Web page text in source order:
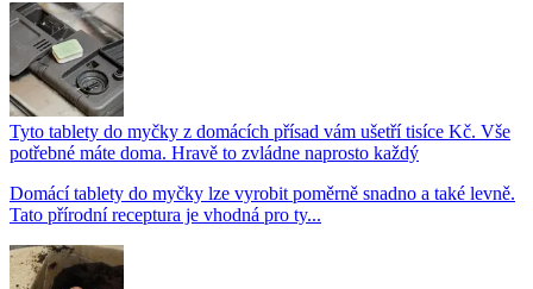
Tyto tablety do myčky z domácích přísad vám ušetří tisíce Kč. Vše
potřebné máte doma. Hravě to zvládne naprosto každý
Domácí tablety do myčky lze vyrobit poměrně snadno a také levně.
Tato přírodní receptura je vhodná pro ty...